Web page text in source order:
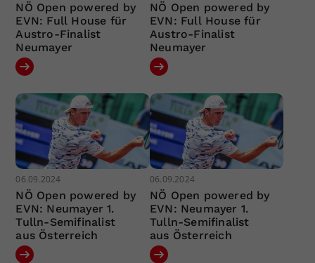
NÖ Open powered by
EVN: Full House für
Austro-Finalist
Neumayer
NÖ Open powered by
EVN: Full House für
Austro-Finalist
Neumayer
06.09.2024
NÖ Open powered by
EVN: Neumayer 1.
Tulln-Semifinalist
aus Österreich
06.09.2024
NÖ Open powered by
EVN: Neumayer 1.
Tulln-Semifinalist
aus Österreich